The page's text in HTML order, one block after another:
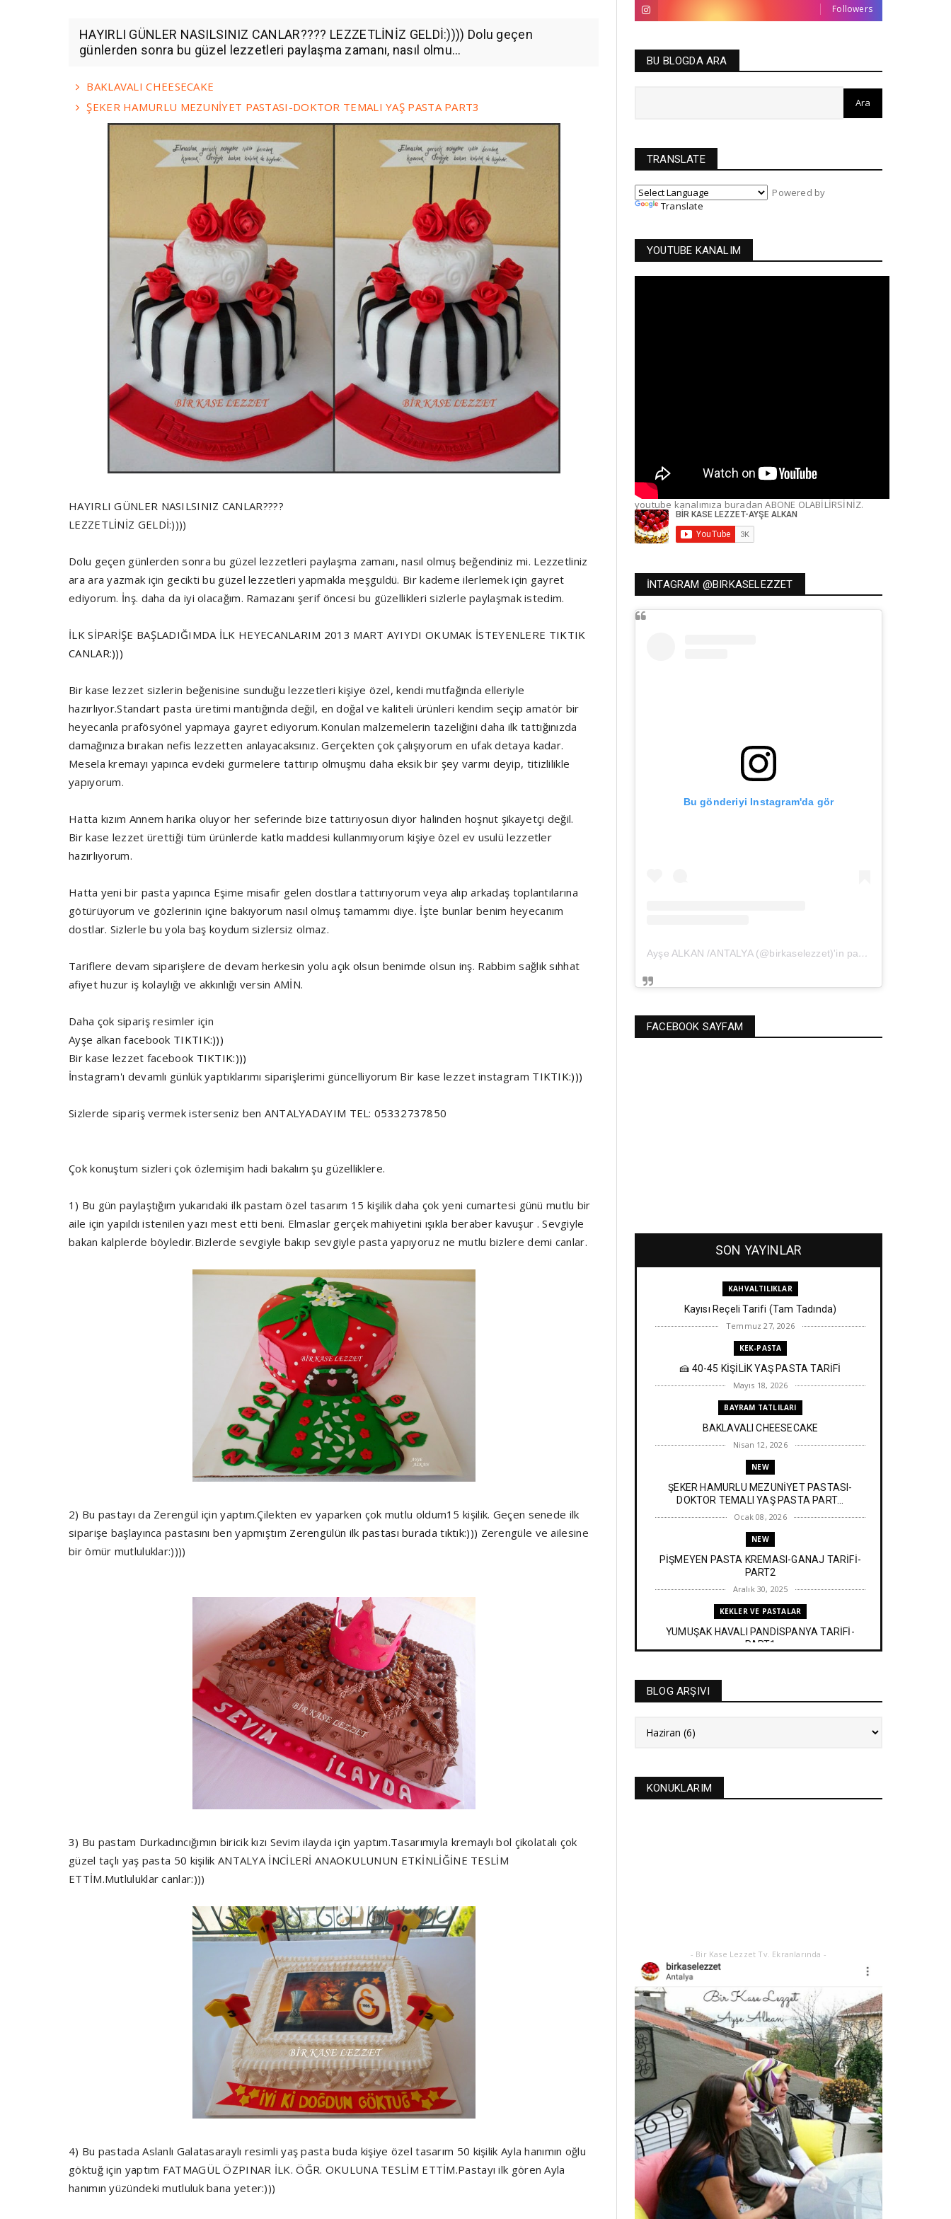
HAYIRLI GÜNLER NASILSINIZ CANLAR???? LEZZETLİNİZ GELDİ:)))) Dolu geçen
günlerden sonra bu güzel lezzetleri paylaşma zamanı, nasıl olmu...
BAKLAVALI CHEESECAKE
ŞEKER HAMURLU MEZUNİYET PASTASI-DOKTOR TEMALI YAŞ PASTA PART3
HAYIRLI GÜNLER NASILSINIZ CANLAR????
LEZZETLİNİZ GELDİ:))))
Dolu geçen günlerden sonra bu güzel lezzetleri paylaşma zamanı, nasıl olmuş beğendiniz mi. Lezzetliniz
ara ara yazmak için gecikti bu güzel lezzetleri yapmakla meşguldü. Bir kademe ilerlemek için gayret
ediyorum. İnş. daha da iyi olacağım. Ramazanı şerif öncesi bu güzellikleri sizlerle paylaşmak istedim.
İLK SİPARİŞE BAŞLADIĞIMDA İLK HEYECANLARIM 2013 MART AYIYDI OKUMAK İSTEYENLERE TIKTIK
CANLAR:)))
Bir kase lezzet sizlerin beğenisine sunduğu lezzetleri kişiye özel, kendi mutfağında elleriyle
hazırlıyor.Standart pasta üretimi mantığında değil, en doğal ve kaliteli ürünleri kendim seçip amatör bir
heyecanla prafösyönel yapmaya gayret ediyorum.Konulan malzemelerin tazeliğini daha ilk tattığınızda
damağınıza bırakan nefis lezzetten anlayacaksınız. Gerçekten çok çalışıyorum en ufak detaya kadar.
Mesela kremayı yapınca evdeki gurmelere tattırıp olmuşmu daha eksik bir şey varmı deyip, titizlilikle
yapıyorum.
Hatta kızım Annem harika oluyor her seferinde bize tattırıyosun diyor halinden hoşnut şikayetçi değil.
Bir kase lezzet ürettiği tüm ürünlerde katkı maddesi kullanmıyorum kişiye özel ev usulü lezzetler
hazırlıyorum.
Hatta yeni bir pasta yapınca Eşime misafir gelen dostlara tattırıyorum veya alıp arkadaş toplantılarına
götürüyorum ve gözlerinin içine bakıyorum nasıl olmuş tamammı diye. İşte bunlar benim heyecanım
dostlar. Sizlerle bu yola baş koydum sizlersiz olmaz.
Tariflere devam siparişlere de devam herkesin yolu açık olsun benimde olsun inş. Rabbim sağlık sıhhat
afiyet huzur iş kolaylığı ve akkınlığı versin AMİN.
Daha çok sipariş resimler için
Ayşe alkan facebook TIKTIK:)))
Bir kase lezzet facebook TIKTIK:)))
İnstagram'ı devamlı günlük yaptıklarımı siparişlerimi güncelliyorum Bir kase lezzet instagram TIKTIK:)))
Sizlerde sipariş vermek isterseniz ben ANTALYADAYIM TEL: 05332737850
Çok konuştum sizleri çok özlemişim hadi bakalım şu güzelliklere.
1) Bu gün paylaştığım yukarıdaki ilk pastam özel tasarım 15 kişilik daha çok yeni cumartesi günü mutlu bir
aile için yapıldı istenilen yazı mest etti beni. Elmaslar gerçek mahiyetini ışıkla beraber kavuşur . Sevgiyle
bakan kalplerde böyledir.Bizlerde sevgiyle bakıp sevgiyle pasta yapıyoruz ne mutlu bizlere demi canlar.
2) Bu pastayı da Zerengül için yaptım.Çilekten ev yaparken çok mutlu oldum15 kişilik. Geçen senede ilk
siparişe başlayınca pastasını ben yapmıştım Zerengülün ilk pastası burada tıktık:))) Zerengüle ve ailesine
bir ömür mutluluklar:))))
3) Bu pastam Durkadıncığımın biricik kızı Sevim ilayda için yaptım.Tasarımıyla kremaylı bol çikolatalı çok
güzel taçlı yaş pasta 50 kişilik ANTALYA İNCİLERİ ANAOKULUNUN ETKİNLİĞİNE TESLİM
ETTİM.Mutluluklar canlar:)))
4) Bu pastada Aslanlı Galatasaraylı resimli yaş pasta buda kişiye özel tasarım 50 kişilik Ayla hanımın oğlu
göktuğ için yaptım FATMAGÜL ÖZPINAR İLK. ÖĞR. OKULUNA TESLİM ETTİM.Pastayı ilk gören Ayla
hanımın yüzündeki mutluluk bana yeter:)))
Followers
BU BLOGDA ARA
TRANSLATE
Powered by
Translate
YOUTUBE KANALIM
youtube kanalımıza buradan ABONE OLABİLİRSİNİZ.
İNTAGRAM @BIRKASELEZZET
Bu gönderiyi Instagram'da gör
Ayşe ALKAN /ANTALYA (@birkaselezzet)'in paylaştığı bir gönderi
FACEBOOK SAYFAM
SON YAYINLAR
KAHVALTILIKLAR
Kayısı Reçeli Tarifi (Tam Tadında)
Temmuz 27, 2026
KEK-PASTA
🍰 40-45 KİŞİLİK YAŞ PASTA TARİFİ
Mayıs 18, 2026
BAYRAM TATLILARI
BAKLAVALI CHEESECAKE
Nisan 12, 2026
NEW
ŞEKER HAMURLU MEZUNİYET PASTASI-
DOKTOR TEMALI YAŞ PASTA PART...
Ocak 08, 2026
NEW
PİŞMEYEN PASTA KREMASI-GANAJ TARİFİ-
PART2
Aralık 30, 2025
KEKLER VE PASTALAR
YUMUŞAK HAVALI PANDİSPANYA TARİFİ-
PART1
İRMİK HELVASI TARİFİ
KURABİYELER
BLOG ARŞIVI
KONUKLARIM
- Bir Kase Lezzet Tv. Ekranlarında -